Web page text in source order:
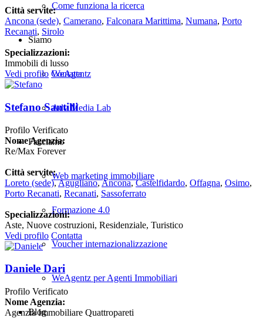
Come funziona la ricerca
Siamo
WeAgentz
Adv Media Lab
Facciamo
Web marketing immobiliare
Formazione 4.0
Voucher internazionalizzazione
WeAgentz per Agenti Immobiliari
Blog
Città servite:
Ancona (sede), Camerano, Falconara Marittima, Numana, Porto
Recanati, Sirolo
Specializzazioni:
Immobili di lusso
Vedi profilo Contatta
Stefano Santilli
Profilo Verificato
Nome Agenzia:
Re/Max Forever
Città servite:
Loreto (sede),Agugliano,Ancona,Castelfidardo, Offagna, Osimo,
Porto Recanati, Recanati, Sassoferrato
Specializzazioni:
Aste, Nuove costruzioni, Residenziale, Turistico
Vedi profilo Contatta
Daniele Dari
Profilo Verificato
Nome Agenzia:
Agenzia Immobiliare Quattropareti